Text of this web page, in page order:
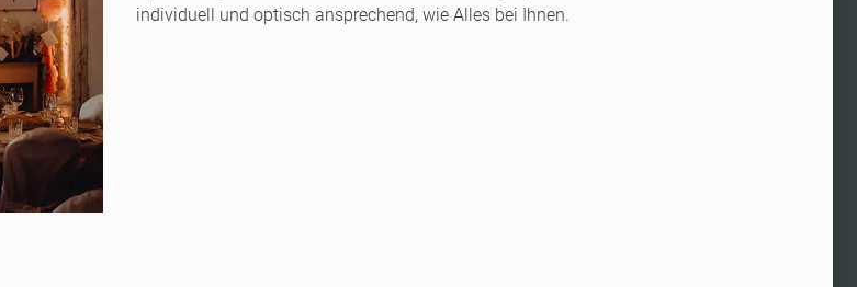
individuell und optisch ansprechend, wie Alles bei Ihnen.